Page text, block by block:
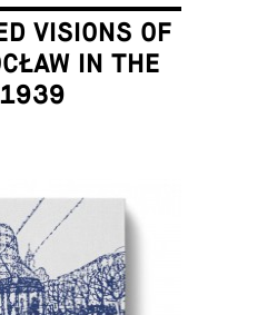
VISIONS OF
IN THE